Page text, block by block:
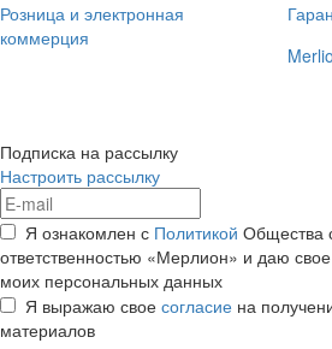
Розница и электронная
коммерция
Подписка на рассылку
Настроить рассылку
Я ознакомлен с Политикой Общества
ответственностью «Мерлион» и даю свое
моих персональных данных
Я выражаю свое согласие на
материалов